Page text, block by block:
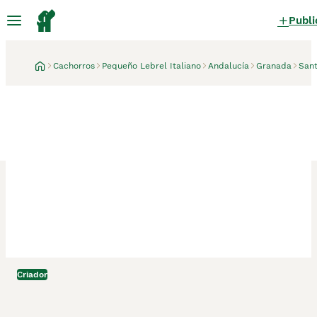
Cachorros Pequeño Lebrel Italiano Andalucía Granada
Criador
3 semanas